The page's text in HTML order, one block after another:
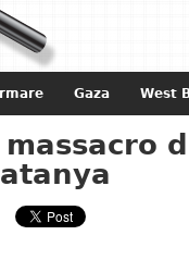
Gaza West